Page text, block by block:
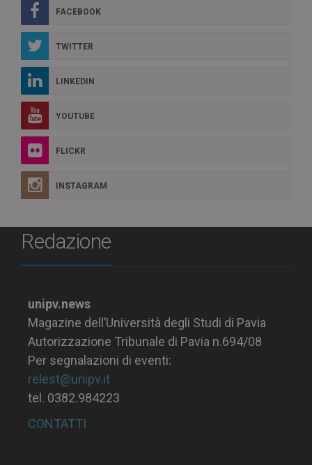
FACEBOOK
TWITTER
LINKEDIN
YOUTUBE
FLICKR
INSTAGRAM
Redazione
unipv.news
Magazine dell’Università degli Studi di Pavia
Autorizzazione Tribunale di Pavia n.694/08
Per segnalazioni di eventi:
relest@unipv.it
tel. 0382.984223
CONTATTI